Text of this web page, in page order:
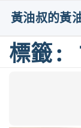
黃油叔的黃
標籤: